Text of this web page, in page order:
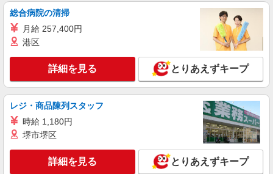
セコム株式会社
月給26万600円以上 ※都市手当、住宅手当含む
※所定労働時間を超えた分は別途支給 ※扶養手当
（配偶者17000円・子供1人12500円・子供2人
19000円・3人25500円） ＜年収例＞ 年収528万/月
給33万円/常駐/30歳・東京勤務・扶養有（配偶
者・子１人）残業20H含む ※一律手当・賞与含
む ※所定内の深夜勤務40Hの場合 ■通勤手当支
千葉県成田市三里塚御料牧場1-1
キープ 詳細を見る
株式会社 東京ビル管理
ホテルの常駐設備員
総合病院の清掃
月給 257,400円
港区
詳細を見る とりあえずキープ
レジ・商品陳列スタッフ
時給 1,180円
堺市堺区
詳細を見る とりあえずキープ